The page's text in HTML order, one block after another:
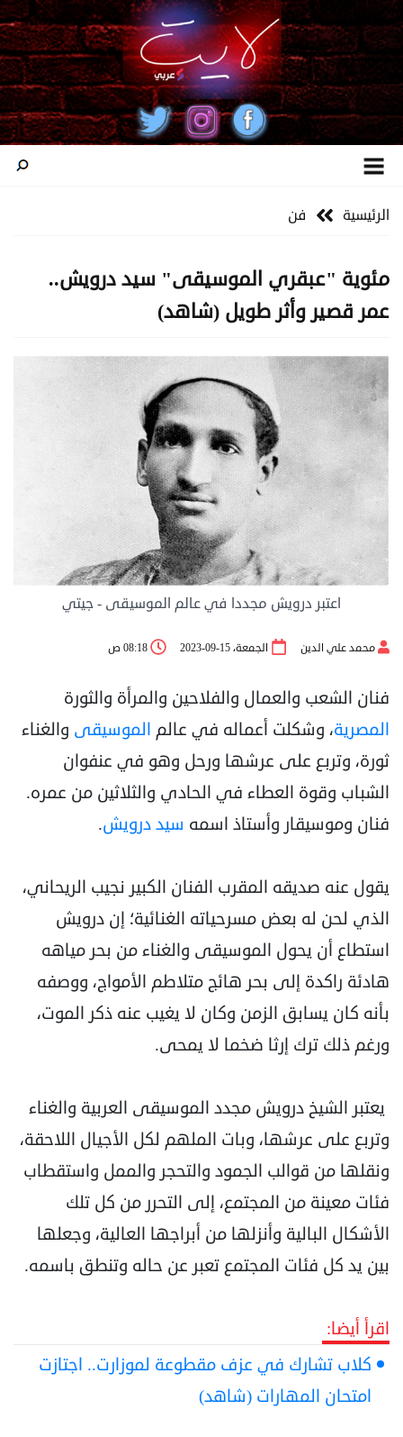
الرئيسية فن
مئوية "عبقري الموسيقى" سيد درويش..
عمر قصير وأثر طويل (شاهد)
اعتبر درويش مجددا في عالم الموسيقى - جيتي
محمد علي الدين الجمعة، 15-09-2023 08:18 ص
فنان الشعب والعمال والفلاحين والمرأة والثورة
المصرية، وشكلت أعماله في عالم الموسيقى والغناء
ثورة، وتربع على عرشها ورحل وهو في عنفوان
الشباب وقوة العطاء في الحادي والثلاثين من عمره.
فنان وموسيقار وأستاذ اسمه سيد درويش.
يقول عنه صديقه المقرب الفنان الكبير نجيب الريحاني،
الذي لحن له بعض مسرحياته الغنائية؛ إن درويش
استطاع أن يحول الموسيقى والغناء من بحر مياهه
هادئة راكدة إلى بحر هائج متلاطم الأمواج، ووصفه
بأنه كان يسابق الزمن وكان لا يغيب عنه ذكر الموت،
ورغم ذلك ترك إرثا ضخما لا يمحى.
يعتبر الشيخ درويش مجدد الموسيقى العربية والغناء
وتربع على عرشها، وبات الملهم لكل الأجيال اللاحقة،
ونقلها من قوالب الجمود والتحجر والممل واستقطاب
فئات معينة من المجتمع، إلى التحرر من كل تلك
الأشكال البالية وأنزلها من أبراجها العالية، وجعلها
بين يد كل فئات المجتمع تعبر عن حاله وتنطق باسمه.
اقرأ أيضا:
كلاب تشارك في عزف مقطوعة لموزارت.. اجتازت
امتحان المهارات (شاهد)